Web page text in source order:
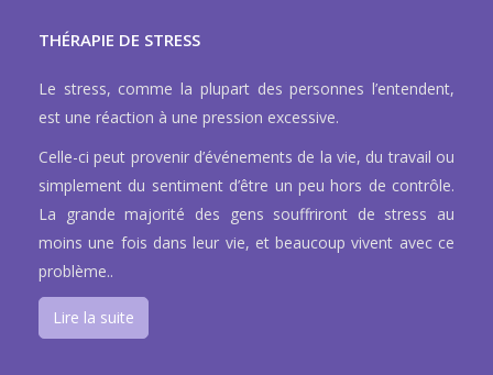
THÉRAPIE DE STRESS
Le stress, comme la plupart des personnes l’entendent,
est une réaction à une pression excessive.
Celle-ci peut provenir d’événements de la vie, du travail ou
simplement du sentiment d’être un peu hors de contrôle.
La grande majorité des gens souffriront de stress au
moins une fois dans leur vie, et beaucoup vivent avec ce
problème..
Lire la suite